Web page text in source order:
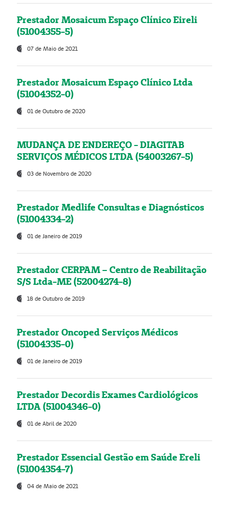
Prestador Mosaicum Espaço Clínico Eireli
(51004355-5)
07 de Maio de 2021
Prestador Mosaicum Espaço Clínico Ltda
(51004352-0)
01 de Outubro de 2020
MUDANÇA DE ENDEREÇO - DIAGITAB
SERVIÇOS MÉDICOS LTDA (54003267-5)
03 de Novembro de 2020
Prestador Medlife Consultas e Diagnósticos
(51004334-2)
01 de Janeiro de 2019
Prestador CERPAM – Centro de Reabilitação
S/S Ltda-ME (52004274-8)
18 de Outubro de 2019
Prestador Oncoped Serviços Médicos
(51004335-0)
01 de Janeiro de 2019
Prestador Decordis Exames Cardiológicos
LTDA (51004346-0)
01 de Abril de 2020
Prestador Essencial Gestão em Saúde Ereli
(51004354-7)
04 de Maio de 2021